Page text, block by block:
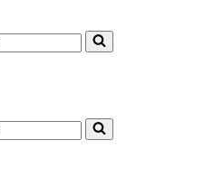
WIB